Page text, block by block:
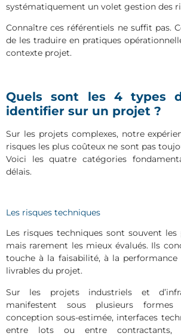
systématiquement un volet gestion des
Connaître ces référentiels ne suffit pas.
de les traduire en pratiques
contexte projet.
Quels sont les 4 types
identifier sur un projet ?
Sur les projets complexes, notre
risques les plus coûteux ne sont pas
Voici les quatre catégories
délais.
Les risques techniques
Les risques techniques sont souvent
mais rarement les mieux évalués. Ils
touche à la faisabilité, à la
livrables du projet.
Sur les projets industriels et
manifestent sous plusieurs
conception sous-estimée, interfaces
entre lots ou entre contractants,